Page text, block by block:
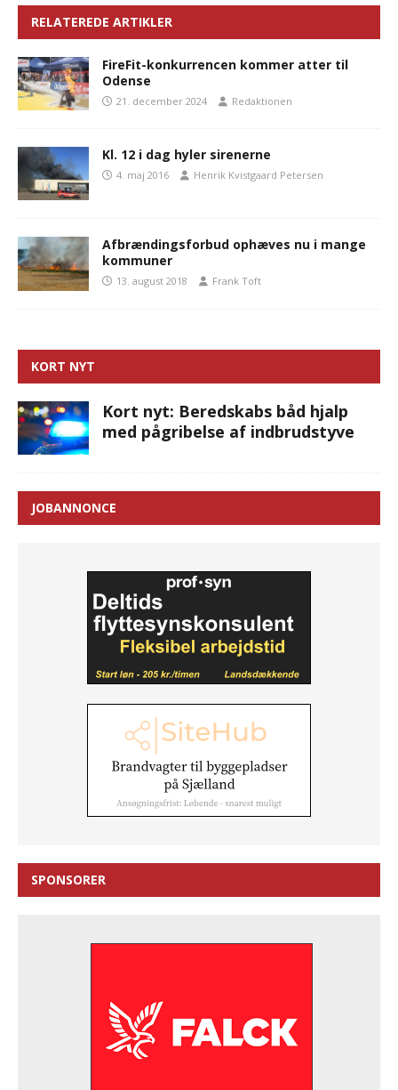
RELATEREDE ARTIKLER
FireFit-konkurrencen kommer atter til
Odense
21. december 2024 Redaktionen
Kl. 12 i dag hyler sirenerne
4. maj 2016 Henrik Kvistgaard Petersen
Afbrændingsforbud ophæves nu i mange
kommuner
13. august 2018 Frank Toft
KORT NYT
Kort nyt: Beredskabs båd hjalp
med pågribelse af indbrudstyve
JOBANNONCE
SPONSORER